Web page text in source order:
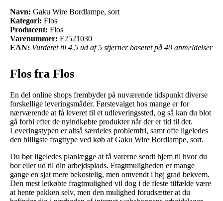
Navn: Gaku Wire Bordlampe, sort
Kategori: Flos
Producent: Flos
Varenummer: F2521030
EAN: Vurderet til 4.5 ud af 5 stjerner baseret på 40 anmeldelser
Flos fra Flos
En del online shops frembyder på nuværende tidspunkt diverse
forskellige leveringsmåder. Førstevalget hos mange er for
nærværende at få leveret til et udleveringssted, og så kan du blot
gå forbi efter de nyindkøbte produkter når der er tid til det.
Leveringstypen er altså særdeles problemfri, samt ofte ligeledes
den billigste fragttype ved køb af Gaku Wire Bordlampe, sort.
Du bør ligeledes planlægge at få varerne sendt hjem til hvor du
bor eller ud til din arbejdsplads. Fragtmuligheden er mange
gange en sjat mere bekostelig, men omvendt i høj grad bekvem.
Den mest letkøbte fragtmulighed vil dog i de fleste tilfælde være
at hente pakken selv, men den mulighed forudsætter at du